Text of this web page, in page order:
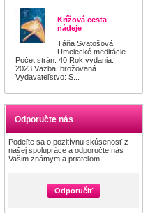
Krížová cesta
nádeje
Táňa Svatošová
Umelecké meditácie
Počet strán: 40 Rok vydania:
2023 Väzba: brožovaná
Vydavateľstvo: S...
Odporučte nás
Podeľte sa o pozitívnu skúsenosť z
našej spolupráce a odporučte nás
Vašim známym a priateľom:
Odporučiť